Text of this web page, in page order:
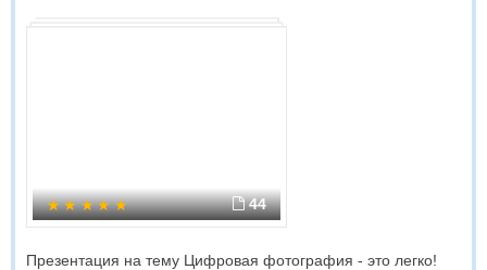
44
Презентация на тему Цифровая фотография - это легко!